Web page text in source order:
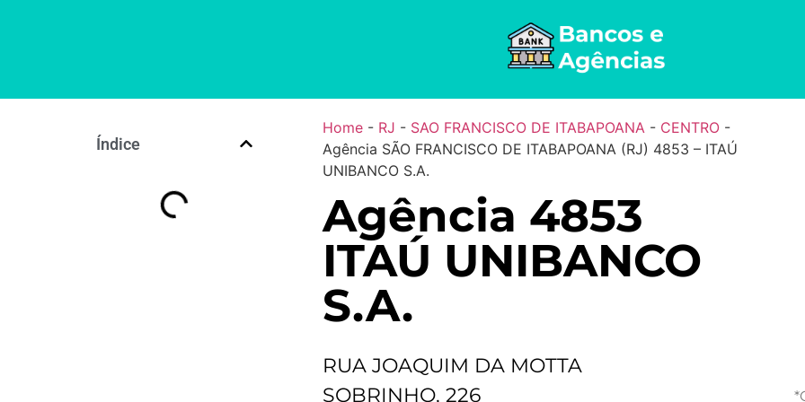
Índice
Home- RJ - SAO FRANCISCO DE ITABAPOANA - CENTRO-
Agência SÃO FRANCISCO DE ITABAPOANA (RJ) 4853 – ITAÚ
UNIBANCO S.A.
Agência 4853
ITAÚ UNIBANCO
S.A.
RUA JOAQUIM DA MOTTA
SOBRINHO, 226